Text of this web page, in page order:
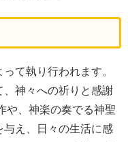
て執り行われます。
神々への祈りと感謝
や、神楽の奏でる神聖
え、日々の生活に感